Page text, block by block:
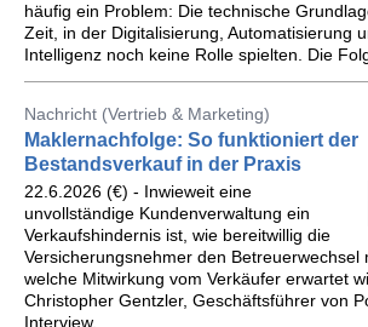
häufig ein Problem: Die technische
Zeit, in der Digitalisierung, Automatisierung
Intelligenz noch keine Rolle spielten. Die
Nachricht (Vertrieb & Marketing)
Maklernachfolge: So funktioniert der
Bestandsverkauf in der Praxis
22.6.2026 (€) - Inwieweit eine
unvollständige Kundenverwaltung ein
Verkaufshindernis ist, wie bereitwillig die
Versicherungsnehmer den Betreuerwechsel
welche Mitwirkung vom Verkäufer erwartet
Christopher Gentzler, Geschäftsführer von
Interview.